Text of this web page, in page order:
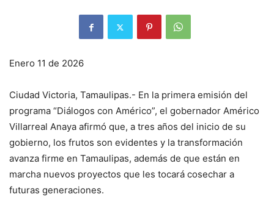
Enero 11 de 2026
Ciudad Victoria, Tamaulipas.- En la primera emisión del
programa “Diálogos con Américo”, el gobernador Américo
Villarreal Anaya afirmó que, a tres años del inicio de su
gobierno, los frutos son evidentes y la transformación
avanza firme en Tamaulipas, además de que están en
marcha nuevos proyectos que les tocará cosechar a
futuras generaciones.